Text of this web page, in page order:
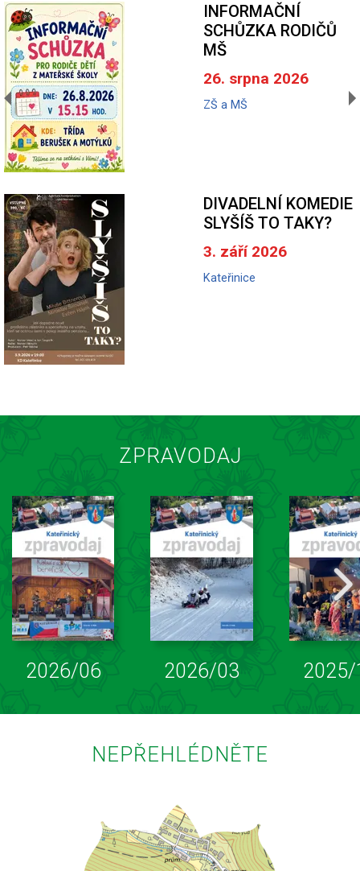
INFORMAČNÍ
SCHŮZKA RODIČŮ
MŠ
26. srpna 2026
ZŠ a MŠ
DIVADELNÍ KOMEDIE
SLYŠÍŠ TO TAKY?
3. září 2026
Kateřinice
ZPRAVODAJ
2026/06 2026/03 2025/
NEPŘEHLÉDNĚTE